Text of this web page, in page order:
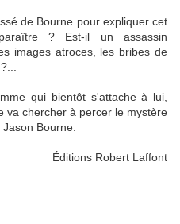
de Bourne pour expliquer cet
? Est-il un assassin
images atroces, les bribes de
qui bientôt s'attache à lui,
va chercher à percer le mystère
Bourne.
Éditions Robert Laffont